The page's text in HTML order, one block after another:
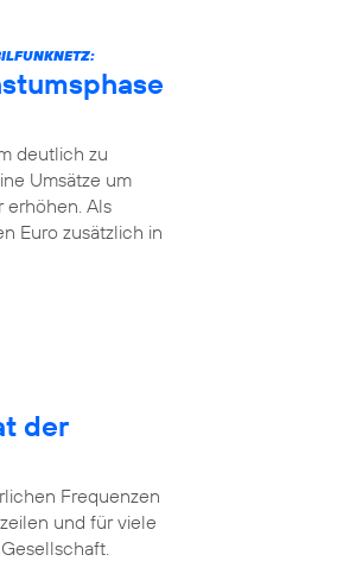
deutlich zu
Umsätze um
erhöhen. Als
Euro zusätzlich in
der
Frequenzen
und für viele